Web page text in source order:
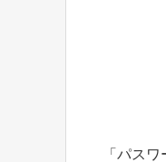
「パス